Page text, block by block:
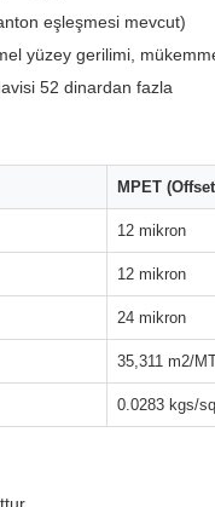
eşleşmesi mevcut)
yüzey gerilimi,
52 dinardan fazla
MPET
12 mikron
12 mikron
24 mikron
35,311 m2/
0.0283 kgs/